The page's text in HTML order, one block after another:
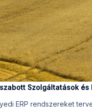
Szolgáltatások és
ERP rendszereket